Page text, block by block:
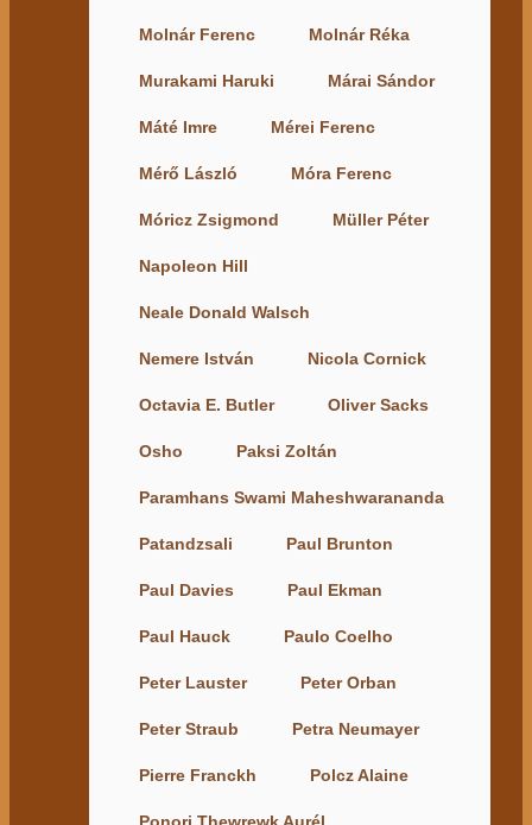
Molnár Ferenc Molnár Réka
Murakami Haruki Márai Sándor
Máté Imre Mérei Ferenc
Mérő László Móra Ferenc
Móricz Zsigmond Müller Péter
Napoleon Hill
Neale Donald Walsch
Nemere István Nicola Cornick
Octavia E. Butler Oliver Sacks
Osho Paksi Zoltán
Paramhans Swami Maheshwarananda
Patandzsali Paul Brunton
Paul Davies Paul Ekman
Paul Hauck Paulo Coelho
Peter Lauster Peter Orban
Peter Straub Petra Neumayer
Pierre Franckh Polcz Alaine
Ponori Thewrewk Aurél